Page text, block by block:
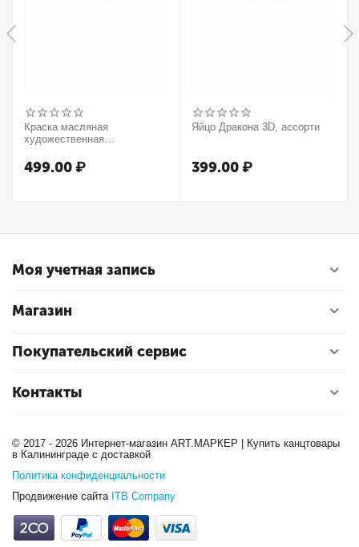
Краска масляная
художественная
37мл, туба, оранжевый
499.00₽
Яйцо Дракона 3D, ассорти
399.00₽
Моя учетная запись
Магазин
Покупательский сервис
Контакты
© 2017 - 2026 Интернет-магазин ART.МАРКЕР | Купить канцтовары
в Калининграде с доставкой
Политика конфиденциальности
Продвижение сайта ITB Company